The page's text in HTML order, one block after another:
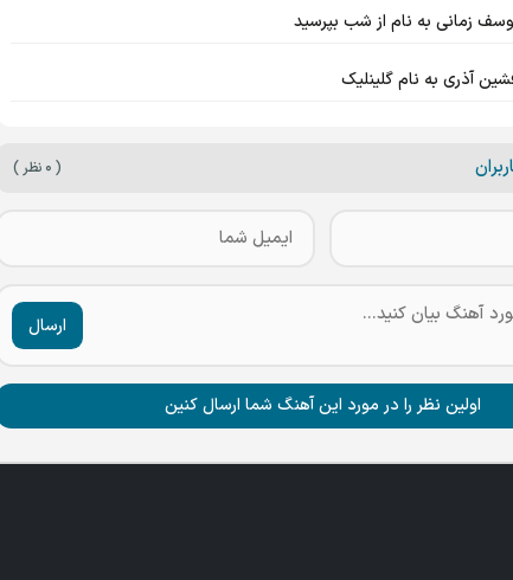
زمانی به نام از شب بپرسید
آذری به نام گلینلیک
( ۰ نظر )
ارسال
اولین نظر را در مورد این آهنگ شما ارسال کنین